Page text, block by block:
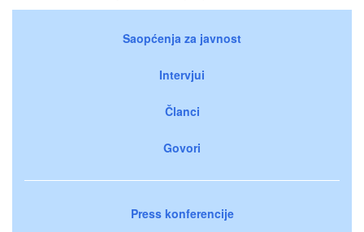
Saopćenja za javnost
Intervjui
Članci
Govori
Press konferencije